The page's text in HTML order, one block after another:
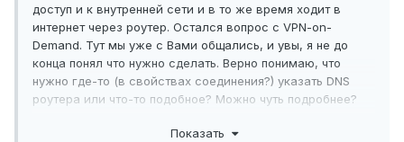
доступ и к внутренней сети и в то же время ходит в
интернет через роутер. Остался вопрос с VPN-on-
Demand. Тут мы уже с Вами общались, и увы, я не до
конца понял что нужно сделать. Верно понимаю, что
нужно где-то (в свойствах соединения?) указать DNS
роутера или что-то подобное? Можно чуть подробнее?
Показать